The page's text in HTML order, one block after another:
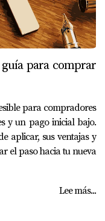
para comprar
para compradores
y un pago inicial bajo.
aplicar, sus ventajas y
el paso hacia tu nueva
Lee más...